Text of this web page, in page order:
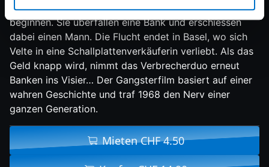
Deutschland, um in Indien ein neues Leben zu
beginnen. Sie überfallen eine Bank und erschiessen
dabei einen Mann. Die Flucht endet in Basel, wo sich
Velte in eine Schallplattenverkäuferin verliebt. Als das
Geld knapp wird, nimmt das Verbrecherduo erneut
Banken ins Visier… Der Gangsterfilm basiert auf einer
wahren Geschichte und traf 1968 den Nerv einer
ganzen Generation.
Mieten CHF 4.50